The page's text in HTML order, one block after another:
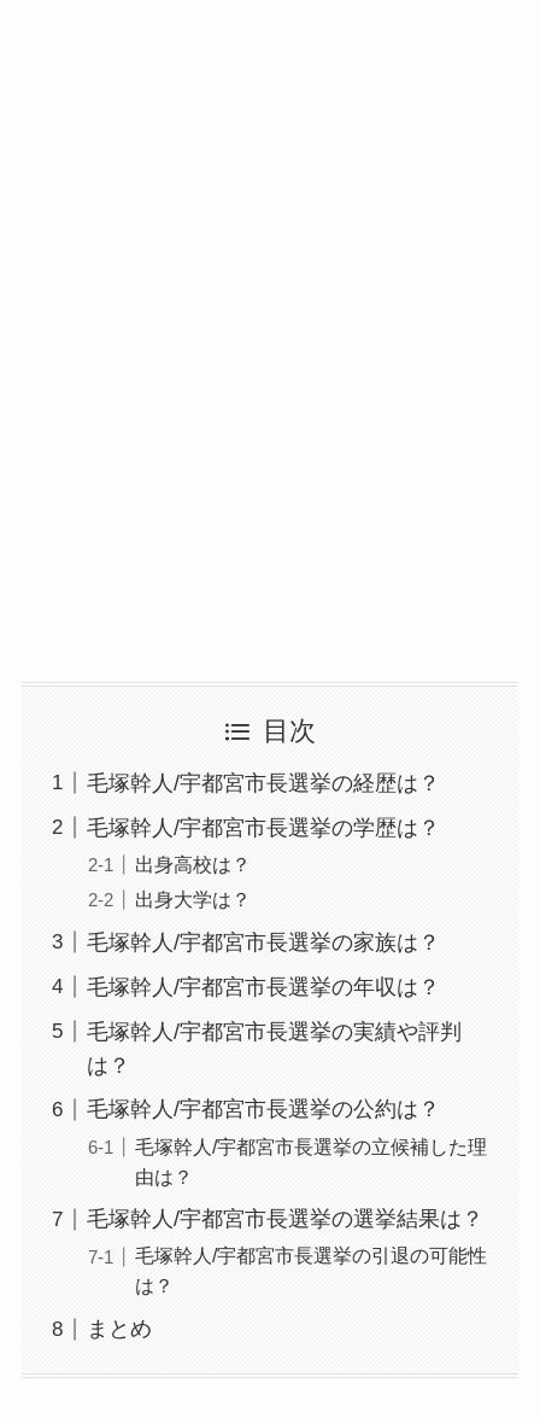
目次
毛塚幹人/宇都宮市長選挙の経歴は？
毛塚幹人/宇都宮市長選挙の学歴は？
出身高校は？
出身大学は？
毛塚幹人/宇都宮市長選挙の家族は？
毛塚幹人/宇都宮市長選挙の年収は？
毛塚幹人/宇都宮市長選挙の実績や評判
は？
毛塚幹人/宇都宮市長選挙の公約は？
毛塚幹人/宇都宮市長選挙の立候補した理
由は？
毛塚幹人/宇都宮市長選挙の選挙結果は？
毛塚幹人/宇都宮市長選挙の引退の可能性
は？
まとめ